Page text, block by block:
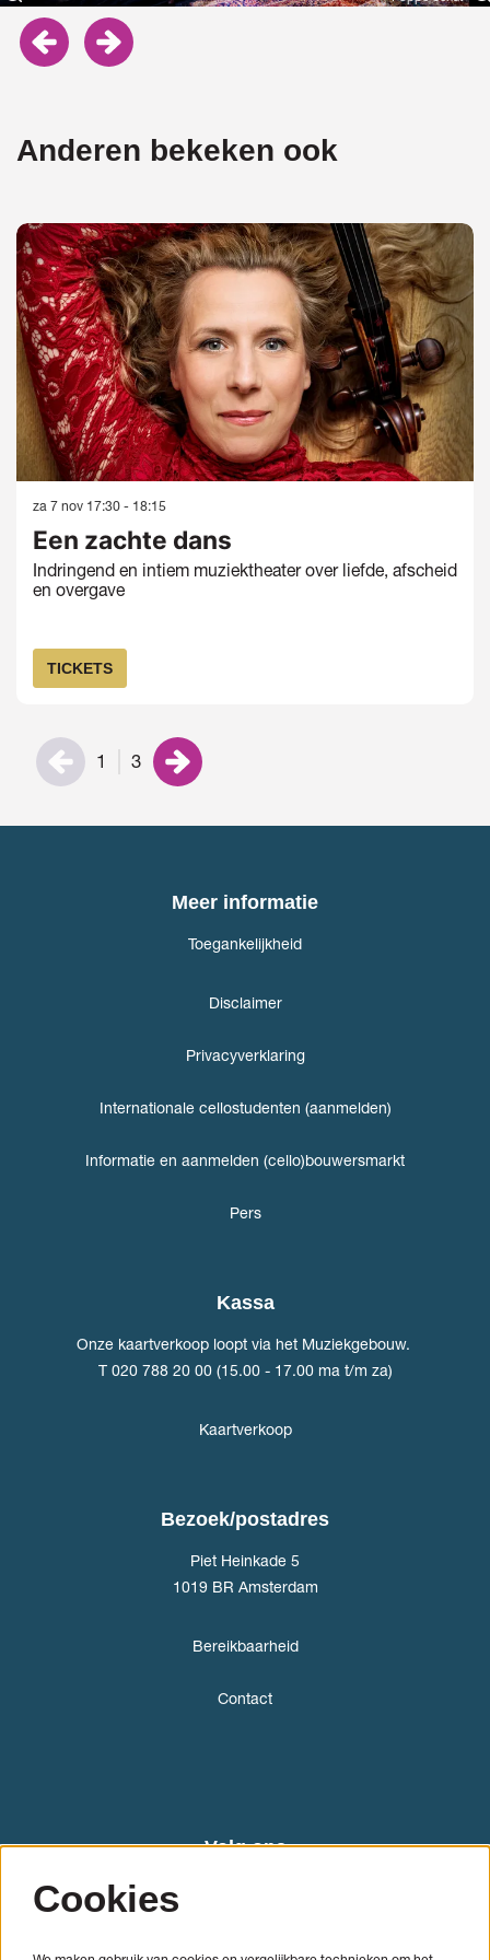
Anderen bekeken ook
Een zachte dans
Indringend en intiem muziektheater over liefde, afscheid
en overgave
za 7 nov 17:30 - 18:15
TICKETS
1 3
Meer informatie
Toegankelijkheid
Disclaimer
Privacyverklaring
Internationale cellostudenten (aanmelden)
Informatie en aanmelden (cello)bouwersmarkt
Pers
Kassa
Onze kaartverkoop loopt via het Muziekgebouw.
T 020 788 20 00 (15.00 - 17.00 ma t/m za)
Kaartverkoop
Bezoek/postadres
Piet Heinkade 5
1019 BR Amsterdam
Bereikbaarheid
Contact
Volg ons
Cookies